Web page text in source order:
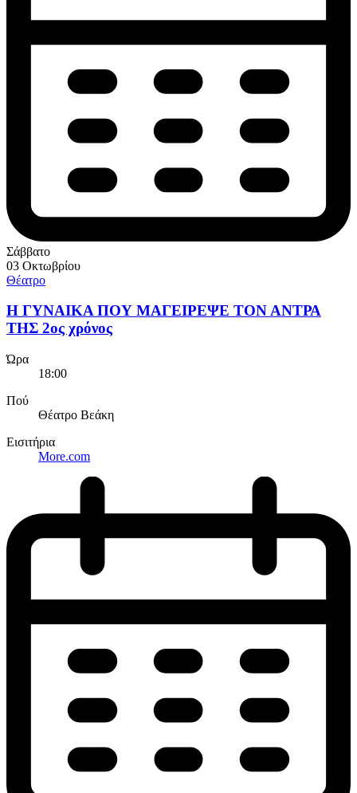
Σάββατο
03 Οκτωβρίου
Θέατρο
Η ΓΥΝΑΙΚΑ ΠΟΥ ΜΑΓΕΙΡΕΨΕ ΤΟΝ ΑΝΤΡΑ
ΤΗΣ 2ος χρόνος
Ώρα
18:00
Πού
Θέατρο Βεάκη
Εισιτήρια
More.com